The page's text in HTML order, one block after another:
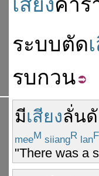
เสียงคำร
ระบบตัด
รบกวน
มีเสียงลั่น
meeM siiangR lanF
"There was a